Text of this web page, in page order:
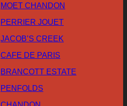
MOET CHANDON
PERRIER JOUET
JACOB’S CREEK
CAFE DE PARIS
BRANCOTT ESTATE
PENFOLDS